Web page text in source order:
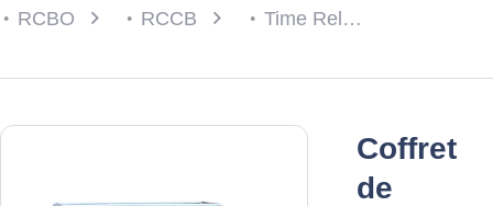
RCBO
RCCB Time Relay
Coffret
de